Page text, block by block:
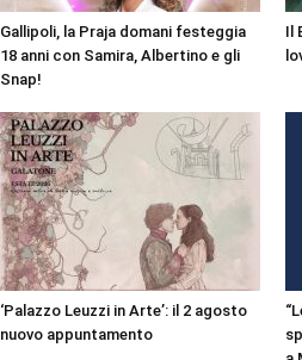
Gallipoli, la Praja domani festeggia
18 anni con Samira, Albertino e gli
Snap!
Il
‘Palazzo Leuzzi in Arte’: il 2 agosto
nuovo appuntamento